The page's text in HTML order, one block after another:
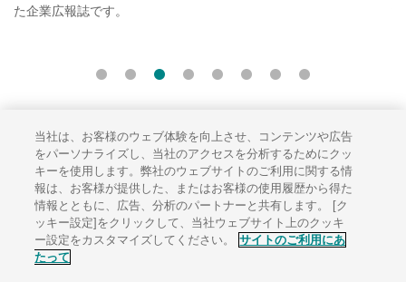
サイトのご利用にあたって
ソーシャルメディアポリシー
個人情報保護方針
サイトマップ
当社は、お客様のウェブ体験を向上させ、コンテンツや広告
をパーソナライズし、当社のアクセスを分析するためにクッ
キーを使用します。弊社のウェブサイトのご利用に関する情
報は、お客様が提供した、またはお客様の使用履歴から得た
情報とともに、広告、分析のパートナーと共有します。 [ク
ッキー設定]をクリックして、当社ウェブサイト上のクッキ
ー設定をカスタマイズしてください。
サイトのご利用にあ
たって